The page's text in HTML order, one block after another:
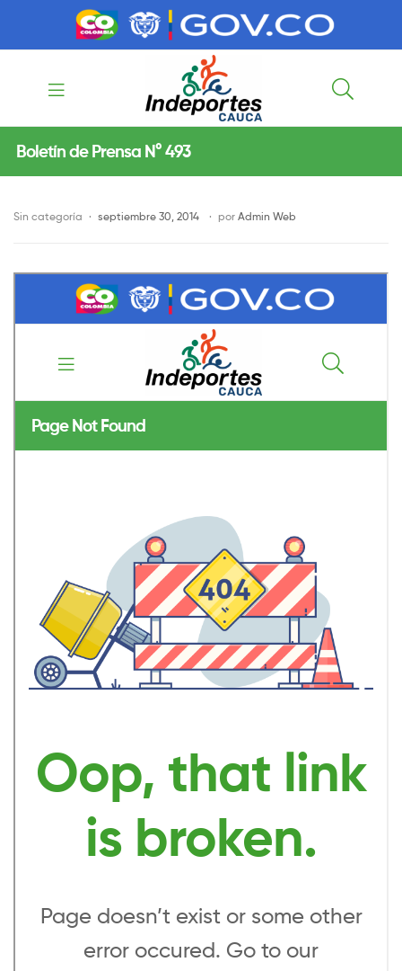
Indeportes
Cauca
Boletín de Prensa N° 493
Sin categoría septiembre 30, 2014 por Admin Web